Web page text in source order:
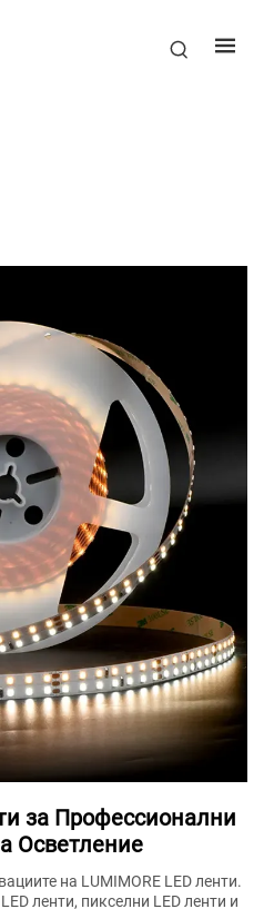
за Профессионални
Осветление
на LUMIMORE LED ленти.
ленти, пикселни LED ленти и